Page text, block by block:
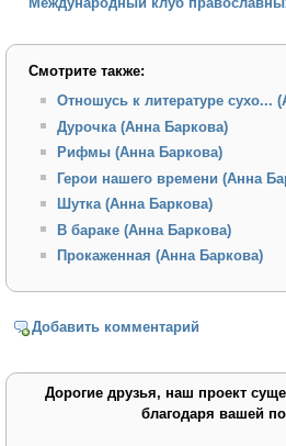
Смотрите также:
Отношусь к литературе сухо...
Дурочка (Анна Баркова)
Рифмы (Анна Баркова)
Герои нашего времени (Анна
Шутка (Анна Баркова)
В бараке (Анна Баркова)
Прокаженная (Анна Баркова)
Добавить комментарий
Дорогие друзья, наш проект
благодаря вашей